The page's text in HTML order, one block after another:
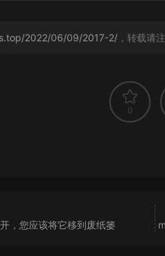
2022/06/09/2017-2/ ，转载请
0
，您应该将它移到废纸篓